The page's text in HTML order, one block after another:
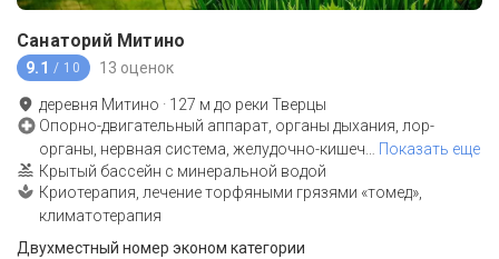
Санаторий Митино
9.1 / 10 13 оценок
деревня Митино · 127 м до реки Тверцы
Опорно-двигательный аппарат, органы дыхания, лор-
органы, нервная система, желудочно-кишеч… Показать еще
Крытый бассейн с минеральной водой
Криотерапия, лечение торфяными грязями «томед»,
климатотерапия
Двухместный номер эконом категории